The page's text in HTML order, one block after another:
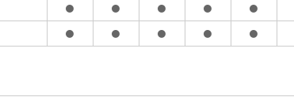
● ● ● ● ●
● ● ● ● ●